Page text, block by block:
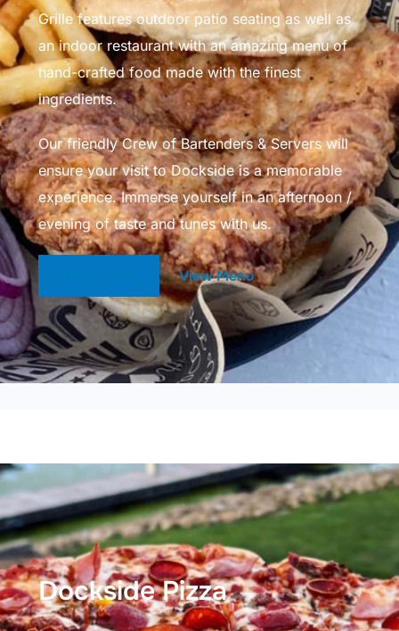
Grille features outdoor patio seating as well as
an indoor restaurant with an amazing menu of
hand-crafted food made with the finest
ingredients.
Our friendly Crew of Bartenders & Servers will
ensure your visit to Dockside is a memorable
experience. Immerse yourself in an afternoon /
evening of taste and tunes with us.
View Menu
Dockside Pizza